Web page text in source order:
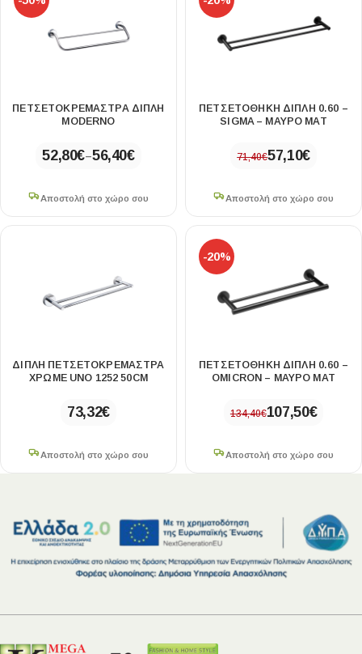
ΠΕΤΣΕΤΟΚΡΕΜΆΣΤΡΑ ΔΙΠΛΉ
MODERNO
52,80€–56,40€
Αποστολή στο χώρο σου
ΠΕΤΣΕΤΟΘΗΚΗ ΔΙΠΛΗ 0.60 –
SIGMA – ΜΑΥΡΟ ΜΑΤ
71,40€57,10€
Αποστολή στο χώρο σου
ΔΙΠΛΉ ΠΕΤΣΕΤΟΚΡΕΜΆΣΤΡΑ
ΧΡΩΜΈ UNO 1252 50CM
73,32€
Αποστολή στο χώρο σου
-20%
ΠΕΤΣΕΤΟΘΗΚΗ ΔΙΠΛΗ 0.60 –
OMICRON – ΜΑΥΡΟ ΜΑΤ
134,40€107,50€
Αποστολή στο χώρο σου